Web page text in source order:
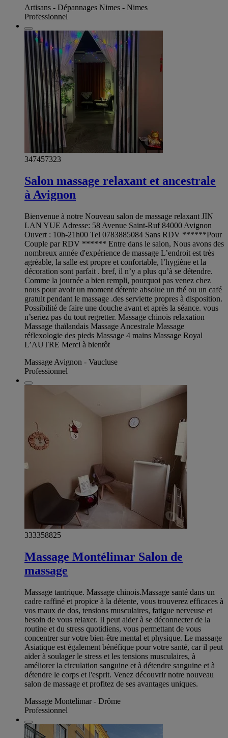
Artisans - Dépannages Nimes - Nimes
Professionnel
347457323
Salon massage relaxant et ancestrale
à Avignon
Bienvenue à notre Nouveau salon de massage relaxant JIN
LAN YUE Adresse: 58 Avenue Saint-Ruf 84000 Avignon
Ouvert : 10h-21h00 Tel 0783885084 Sans RDV ******Pour
Couple par RDV ****** Entre dans le salon, Nous avons des
nombreux année d'expérience de massage L’endroit est très
agréable, la salle est propre et confortable, l’hygiène et la
décoration sont parfait . bref, il n’y a plus qu’à se détendre.
Comme la journée a bien rempli, pourquoi pas venez chez
nous pour avoir un moment détente absolue un thé ou un café
gratuit pendant le massage .des serviette propres à disposition.
Possibilité de faire une douche avant et après la séance. vous
n’seriez pas du tout regretter. Massage chinois relaxation
Massage thaïlandais Massage Ancestrale Massage
réflexologie des pieds Massage 4 mains Massage Royal
L’AUTRE Merci à bientôt
Massage Avignon - Vaucluse
Professionnel
333358825
Massage Montélimar Salon de
massage
Massage tantrique. Massage chinois.Massage santé dans un
cadre raffiné et propice à la détente, vous trouverez efficaces à
vos maux de dos, tensions musculaires, fatigue nerveuse et
besoin de vous relaxer. Il peut aider à se déconnecter de la
routine et du stress quotidiens, vous permettant de vous
concentrer sur votre bien-être mental et physique. Le massage
Asiatique est également bénéfique pour votre santé, car il peut
aider à soulager le stress et les tensions musculaires, à
améliorer la circulation sanguine et à détendre sanguine et à
détendre le corps et l'esprit. Venez découvrir notre nouveau
salon de massage et profitez de ses avantages uniques.
Massage Montelimar - Drôme
Professionnel